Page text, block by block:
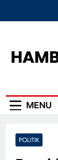
MENU
POLITIK